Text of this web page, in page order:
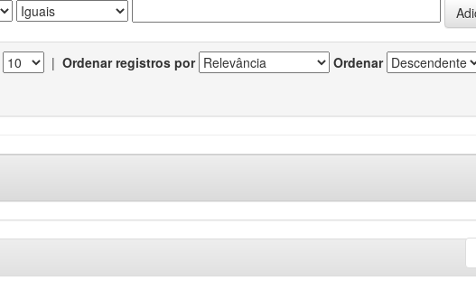
| Ordenar registros por Ordenar